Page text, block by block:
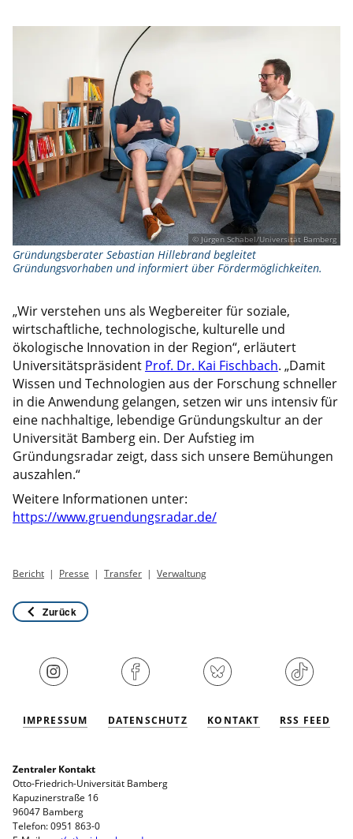
© Jürgen Schabel/Universität Bamberg
Gründungsberater Sebastian Hillebrand begleitet
Gründungsvorhaben und informiert über Fördermöglichkeiten.
„Wir verstehen uns als Wegbereiter für soziale,
wirtschaftliche, technologische, kulturelle und
ökologische Innovation in der Region“, erläutert
Universitätspräsident Prof. Dr. Kai Fischbach. „Damit
Wissen und Technologien aus der Forschung schneller
in die Anwendung gelangen, setzen wir uns intensiv für
eine nachhaltige, lebendige Gründungskultur an der
Universität Bamberg ein. Der Aufstieg im
Gründungsradar zeigt, dass sich unsere Bemühungen
auszahlen.“
Weitere Informationen unter:
https://www.gruendungsradar.de/
Bericht Presse Transfer Verwaltung
Zurück
IMPRESSUM DATENSCHUTZ KONTAKT RSS FEED
Zentraler Kontakt
Otto-Friedrich-Universität Bamberg
Kapuzinerstraße 16
96047 Bamberg
Telefon: 0951 863-0